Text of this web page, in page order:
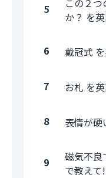
5
この２
か？ を
6 戴冠式
7 お札 を
8 表情が硬
9
磁気不良
で教えて!